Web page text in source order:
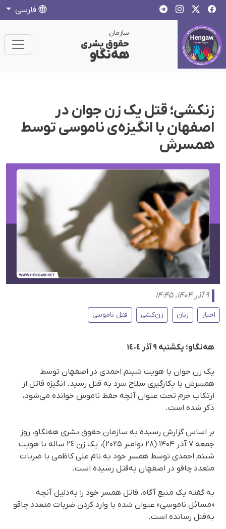
فارسی
سازمان
حقوق بشری
هەنگاو
زنکشی؛ قتل یک زن جوان در
اصفهان با انگیزه‌ی ناموسی توسط
همسرش
۹ آذر ۱۴۰۴، ۱۴:۴۵
اخبار زنان زن‌کشی قتل ناموسی
هەنگاو؛ یکشنبە ٩ آذر ١٤٠٤
یک زن جوان با هویت شبنم احمدی در اصفهان توسط
همسرش با بکارگیری سلاح سرد به قتل رسید. انگیزه قاتل از
ارتکاب جرم تحت عنوان آنچه حفظ ناموس خوانده می‌شود،
ذکر شده است.
بر اساس گزارش رسیده به سازمان حقوق بشری هه‌نگاو، روز
جمعه ۷ آذر ۱۴۰۴ (۲۸ نوامبر ۲۰۲۵)، یک زن ٢٤ ساله با هویت
شبنم احمدی توسط همسر خود به نام علی کاظمی با ضربات
متعدد چاقو در اصفهان به‌قتل رسیده است.
بە گفتە یک منبع آگاه، قاتل همسر خود را به‌دلیل آنچه
«مسائل ناموسی» عنوان شدە با وارد کردن ضربات متعدد چاقو
به‌قتل رسانده است.